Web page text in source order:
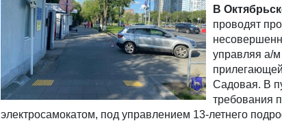
В
проводят
управляя а/
Садовая. В
требования
электросамокатом, под управлением 13-летнего